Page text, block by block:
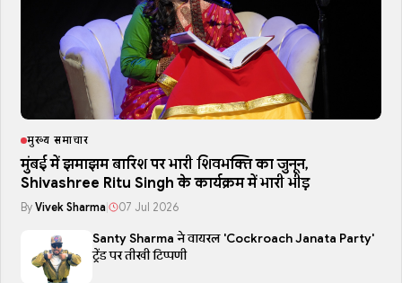
मुख्य समाचार
मुंबई में झमाझम बारिश पर भारी शिवभक्ति का जुनून,
Shivashree Ritu Singh के कार्यक्रम में भारी भीड़
By Vivek Sharma 07 Jul 2026
Santy Sharma ने वायरल 'Cockroach Janata Party'
ट्रेंड पर तीखी टिप्पणी